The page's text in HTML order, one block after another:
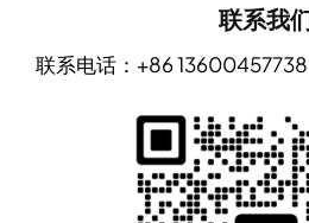
联系我
联系电话：+86 13600457738